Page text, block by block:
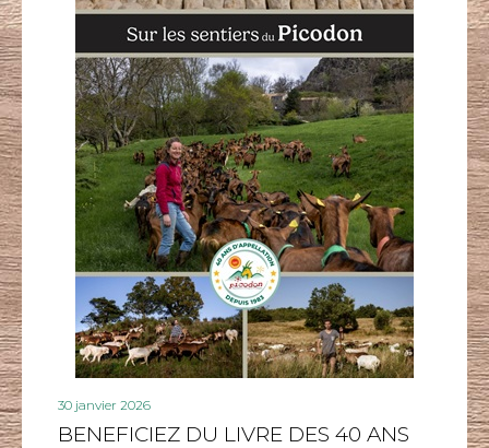
30 janvier 2026
BENEFICIEZ DU LIVRE DES 40 ANS